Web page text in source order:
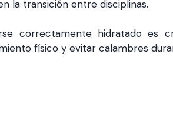
la transición entre disciplinas.
correctamente hidratado es
físico y evitar calambres